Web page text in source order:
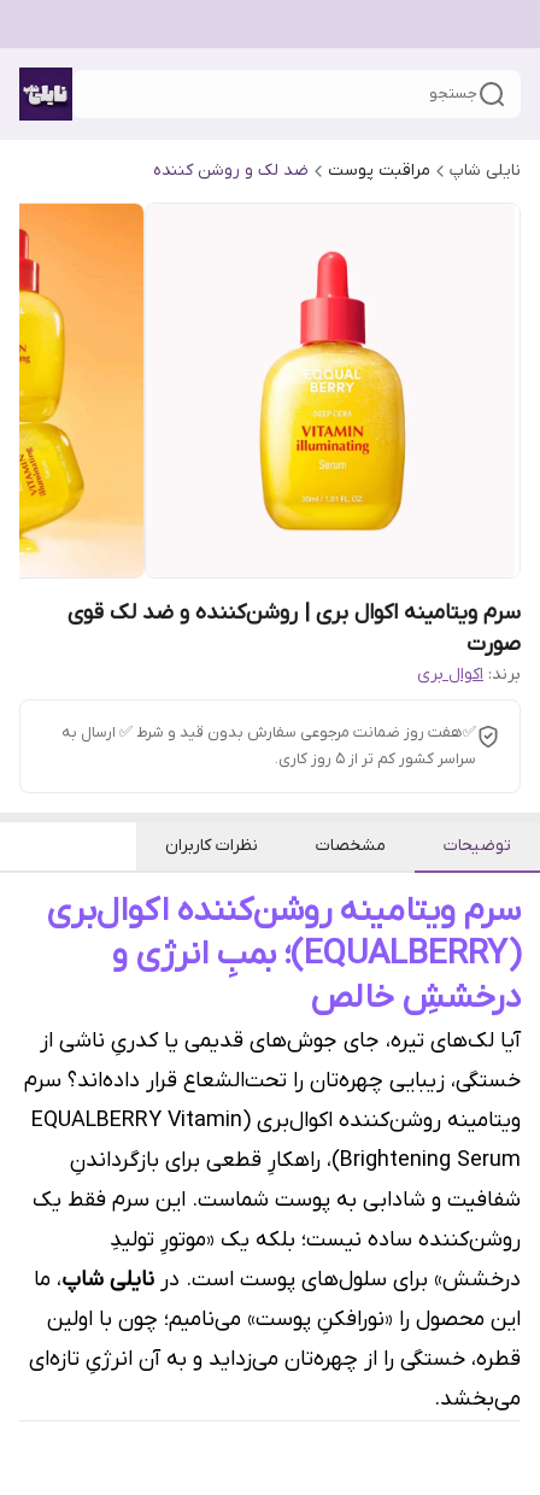
جستجو
نایلی شاپ مراقبت پوست ضد لک و روشن کننده
سرم ویتامینه اکوال بری | روشن‌کننده و ضد لک قوی
صورت
برند: اکوال بری
✅هفت روز ضمانت مرجوعی سفارش بدون قید و شرط ✅ ارسال به
سراسر کشور کم تر از 5 روز کاری.
توضیحات مشخصات نظرات کاربران
سرم ویتامینه روشن‌کننده اکوال‌بری
(EQUALBERRY)؛ بمبِ انرژی و
درخششِ خالص
آیا لک‌های تیره، جای جوش‌های قدیمی یا کدریِ ناشی از
خستگی، زیبایی چهره‌تان را تحت‌الشعاع قرار داده‌اند؟ سرم
ویتامینه روشن‌کننده اکوال‌بری (EQUALBERRY Vitamin
Brightening Serum)، راهکارِ قطعی برای بازگرداندنِ
شفافیت و شادابی به پوست شماست. این سرم فقط یک
روشن‌کننده ساده نیست؛ بلکه یک «موتورِ تولیدِ
درخشش» برای سلول‌های پوست است. در نایلی شاپ، ما
این محصول را «نورافکنِ پوست» می‌نامیم؛ چون با اولین
قطره، خستگی را از چهره‌تان می‌زداید و به آن انرژیِ تازه‌ای
می‌بخشد.